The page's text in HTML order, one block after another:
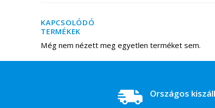
KAPCSOLÓDÓ
TERMÉKEK
Még nem nézett meg egyetlen terméket sem.
Országos